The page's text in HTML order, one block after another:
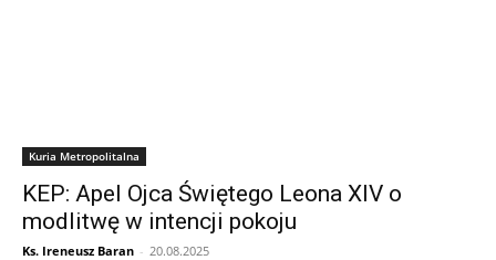
Kuria Metropolitalna
KEP: Apel Ojca Świętego Leona XIV o
modlitwę w intencji pokoju
Ks. Ireneusz Baran - 20.08.2025